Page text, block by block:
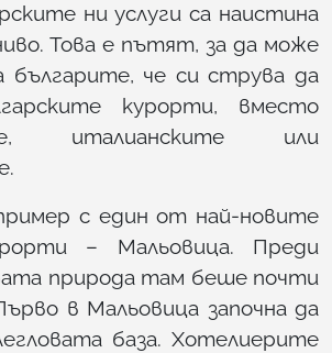
ни услуги са наистина
Това е пътят, за да може
българите, че си струва да
курорти, вместо
италианските или
с един от най-новите
– Мальовица. Преди
природа там беше почти
в Мальовица започна да
база. Хотелиерите